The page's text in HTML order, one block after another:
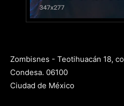
Zombisnes - Teotihuacán 18,
Condesa. 06100
Ciudad de México